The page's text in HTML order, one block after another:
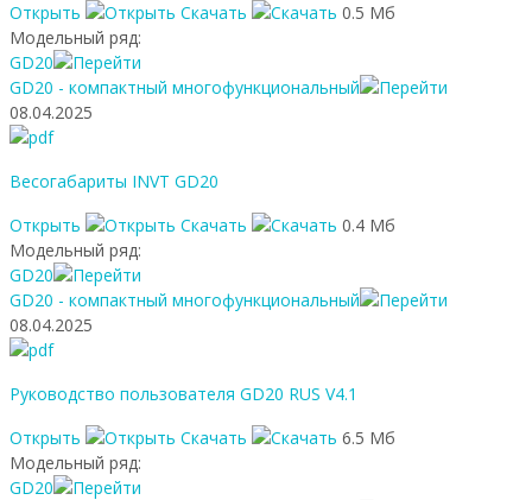
Открыть
Скачать
0.5 Мб
Модельный ряд:
GD20
GD20 - компактный многофункциональный
08.04.2025
Весогабариты INVT GD20
Открыть
Скачать
0.4 Мб
Модельный ряд:
GD20
GD20 - компактный многофункциональный
08.04.2025
Руководство пользователя GD20 RUS V4.1
Открыть
Скачать
6.5 Мб
Модельный ряд:
GD20